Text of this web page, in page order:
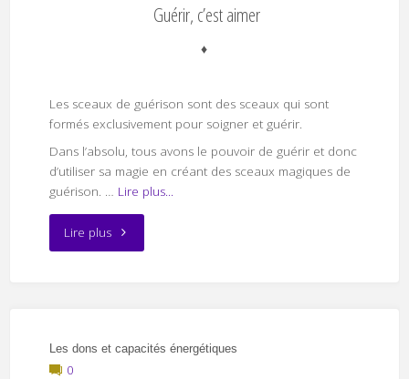
Guérir, c’est aimer
♦
Les sceaux de guérison sont des sceaux qui sont
formés exclusivement pour soigner et guérir.
Dans l’absolu, tous avons le pouvoir de guérir et donc
d’utiliser sa magie en créant des sceaux magiques de
guérison. … Lire plus...
Lire plus"Sceau
Les dons et capacités énergétiques
0